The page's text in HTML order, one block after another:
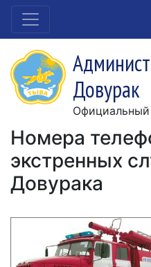
Довурак
Официальный
Номера
экстренных
Довурака